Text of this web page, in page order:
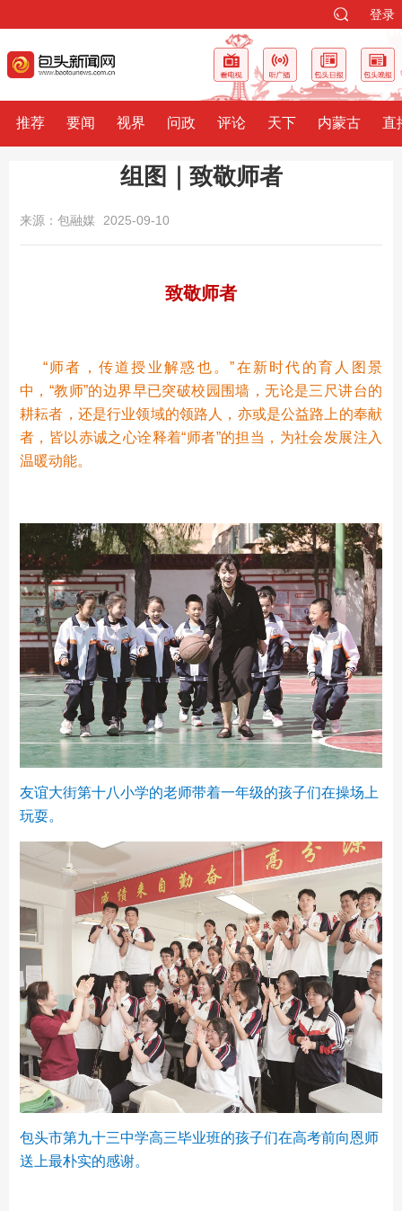
登录
推荐 要闻 视界 问政 评论 天下 内蒙古 直
组图｜致敬师者
来源：包融媒 2025-09-10
致敬师者
“师者，传道授业解惑也。”在新时代的育人图景
中，“教师”的边界早已突破校园围墙，无论是三尺讲台的
耕耘者，还是行业领域的领路人，亦或是公益路上的奉献
者，皆以赤诚之心诠释着“师者”的担当，为社会发展注入
温暖动能。
友谊大街第十八小学的老师带着一年级的孩子们在操场上
玩耍。
包头市第九十三中学高三毕业班的孩子们在高考前向恩师
送上最朴实的感谢。